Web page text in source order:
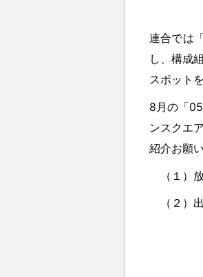
連合では
し、構成
スポット
8月の「
ンスクエ
紹介お願
（１）
（２）
ゲス
私